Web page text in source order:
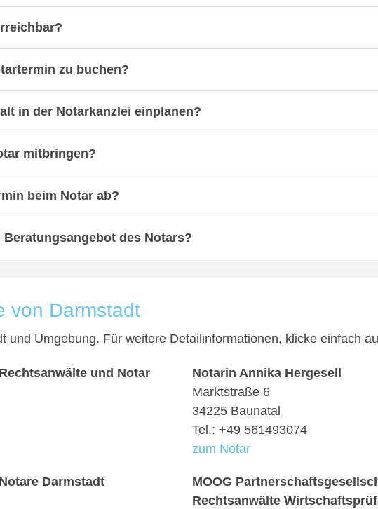
zu buchen?
in der Notarkanzlei einplanen?
mitbringen?
beim Notar ab?
des Notars?
von Darmstadt
und Umgebung. Für weitere Detailinformationen, klicke einfach
und Notar
Notarin Annika Hergesell
Marktstraße 6
34225 Baunatal
Tel.: +49 561493074
zum Notar
Darmstadt
MOOG
Rechtsanwälte